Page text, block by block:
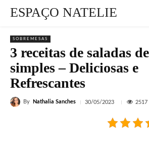
ESPAÇO NATELIE
SOBREMESAS
3 receitas de saladas
simples – Deliciosas e
Refrescantes
By Nathalia Sanches 30/05/2023 2517